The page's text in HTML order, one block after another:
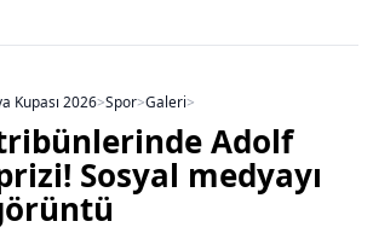
Kupası 2026>Spor>Galeri>
Adolf
Sosyal medyayı